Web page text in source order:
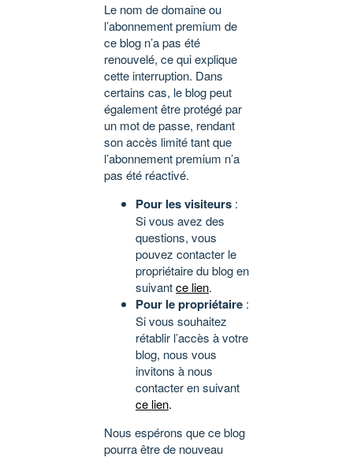
Le nom de domaine ou
l’abonnement premium de
ce blog n’a pas été
renouvelé, ce qui explique
cette interruption. Dans
certains cas, le blog peut
également être protégé par
un mot de passe, rendant
son accès limité tant que
l’abonnement premium n’a
pas été réactivé.
Pour les visiteurs :
Si vous avez des
questions, vous
pouvez contacter le
propriétaire du blog en
suivantce lien.
Pour le propriétaire :
Si vous souhaitez
rétablir l’accès à votre
blog, nous vous
invitons à nous
contacter en suivant
ce lien.
Nous espérons que ce blog
pourra être de nouveau